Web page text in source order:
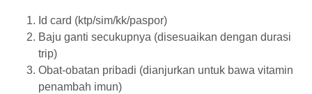
Id card (ktp/sim/kk/paspor)
Baju ganti secukupnya (disesuaikan dengan durasi
trip)
Obat-obatan pribadi (dianjurkan untuk bawa vitamin
penambah imun)